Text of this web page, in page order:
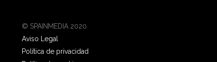
© SPAINMEDIA 2020
Aviso Legal
Política de privacidad